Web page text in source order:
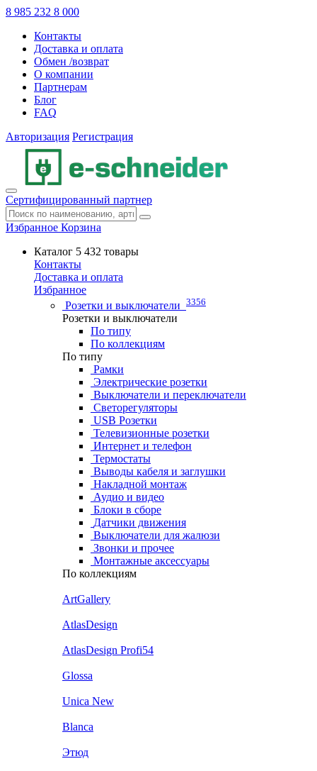
8 985 232 8 000
Контакты
Доставка и оплата
Обмен /возврат
О компании
Партнерам
Блог
FAQ
Авторизация Регистрация
Сертифицированный партнер
Избранное Корзина
Каталог 5 432 товары
Контакты
Доставка и оплата
Избранное
Розетки и выключатели 3356
Розетки и выключатели
По типу
По коллекциям
По типу
Рамки
Электрические розетки
Выключатели и переключатели
Светорегуляторы
USB Розетки
Телевизионные розетки
Интернет и телефон
Термостаты
Выводы кабеля и заглушки
Накладной монтаж
Аудио и видео
Блоки в сборе
Датчики движения
Выключатели для жалюзи
Звонки и прочее
Монтажные аксессуары
По коллекциям
ArtGallery
AtlasDesign
AtlasDesign Profi54
Glossa
Unica New
Blanca
Этюд